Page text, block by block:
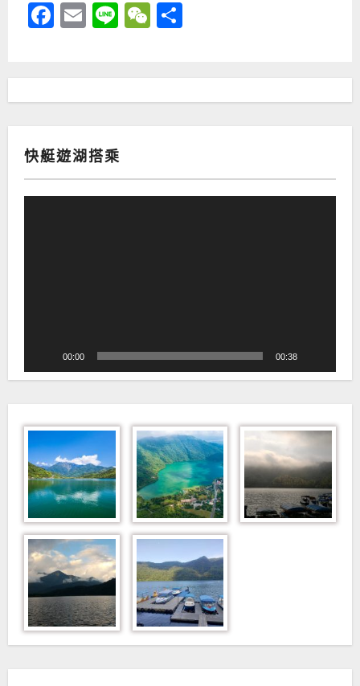
Facebook
EmailLineWeChat
快艇遊湖搭乘
00:00 00:38